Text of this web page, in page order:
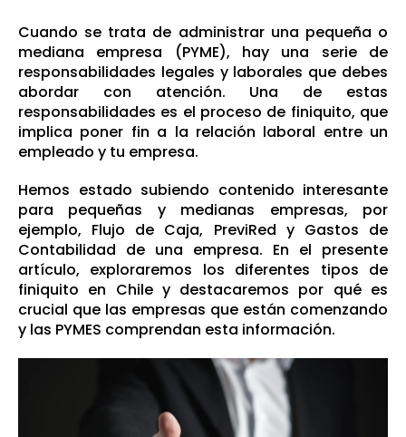
Cuando se trata de administrar una pequeña o
mediana empresa (PYME), hay una serie de
responsabilidades legales y laborales que debes
abordar con atención. Una de estas
responsabilidades es el proceso de finiquito, que
implica poner fin a la relación laboral entre un
empleado y tu empresa.
Hemos estado subiendo contenido interesante
para pequeñas y medianas empresas, por
ejemplo, Flujo de Caja, PreviRed y Gastos de
Contabilidad de una empresa. En el presente
artículo, exploraremos los diferentes tipos de
finiquito en Chile y destacaremos por qué es
crucial que las empresas que están comenzando
y las PYMES comprendan esta información.